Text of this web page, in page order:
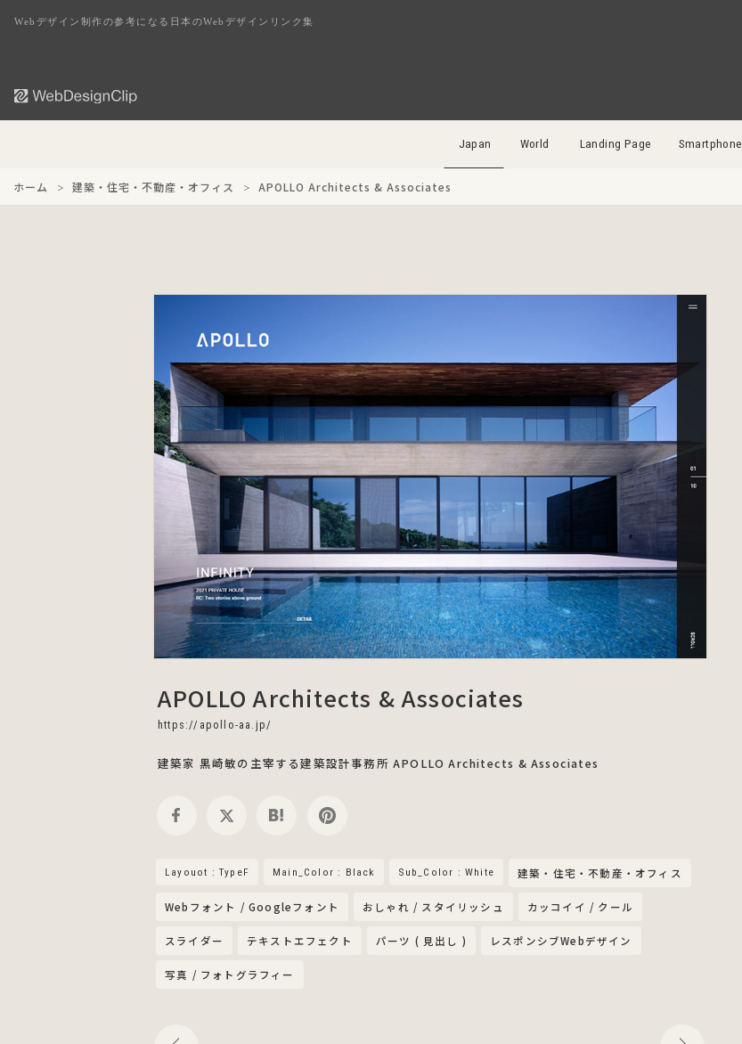
Webデザイン制作の参考になる日本のWebデザインリンク集
Japan World Landing Page Smartphone
ホーム 建築・住宅・不動産・オフィス APOLLO Architects & Associates
APOLLO Architects & Associates
https://apollo-aa.jp/
建築家 黒崎敏の主宰する建築設計事務所 APOLLO Architects & Associates
Layouot : TypeF Main_Color : Black Sub_Color : White 建築・住宅・不動産・オフィス
Webフォント / Googleフォント おしゃれ / スタイリッシュ カッコイイ / クール
スライダー テキストエフェクト パーツ ( 見出し ) レスポンシブWebデザイン
写真 / フォトグラフィー